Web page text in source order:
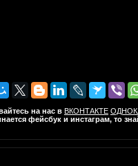
на нас в ВКОНТАКТЕ
фейсбук и инстаграм, то